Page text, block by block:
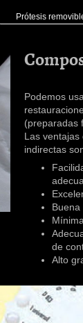
Prótesis
Podemos
(preparadas
Las ventajas
indirectas
Buena
de
Alto